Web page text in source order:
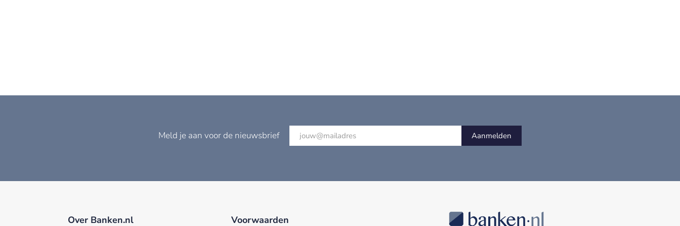
Meld je aan voor de nieuwsbrief Aanmelden
Over Banken.nl Voorwaarden